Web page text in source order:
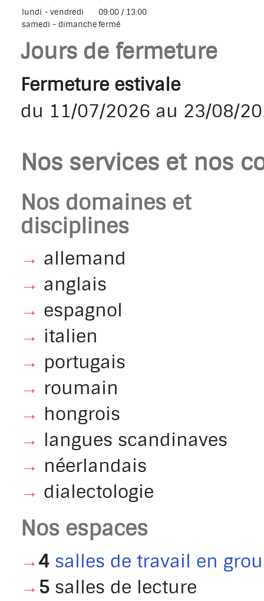
lundi - vendredi
09:00 / 13:00
samedi - dimanchefermé
Jours de fermeture
Fermeture estivale
du 11/07/2026 au 23/08/
Nos services et nos
Nos domaines et
disciplines
→ allemand
→ anglais
→ espagnol
→ italien
→ portugais
→ roumain
→ hongrois
→ langues scandinaves
→ néerlandais
→ dialectologie
Nos espaces
→4 salles de travail en
→ 5salles de lecture